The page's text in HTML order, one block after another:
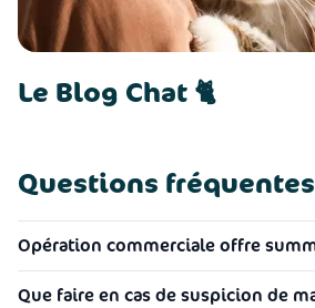
Le Blog Chat 🐈
Questions fréquentes
Opération commerciale offre
Que faire en cas de suspicion de